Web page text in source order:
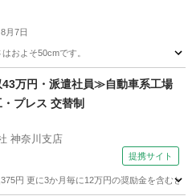
8月7日
およそ50cmです。
ー/鏡
万円・派遣社員≫自動車系工場
プレス 交替制
神奈川支店
提携サイト
円 更に3か月毎に12万円の奨励金を含む